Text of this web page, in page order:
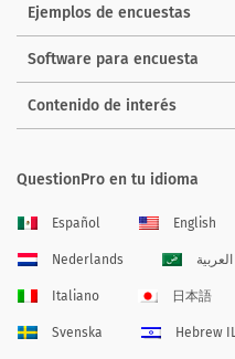
Ejemplos de encuestas
Software para encuesta
Contenido de interés
QuestionPro en tu idioma
Español English
Nederlands العربية
Italiano 日本語
Svenska Hebrew IL